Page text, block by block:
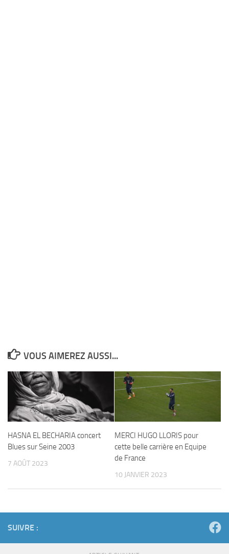
VOUS AIMEREZ AUSSI...
HASNA EL BECHARIA concert
Blues sur Seine 2003
7 AOÛT 2023
MERCI HUGO LLORIS pour
cette belle carrière en Equipe
de France
10 JANVIER 2023
SUIVRE :